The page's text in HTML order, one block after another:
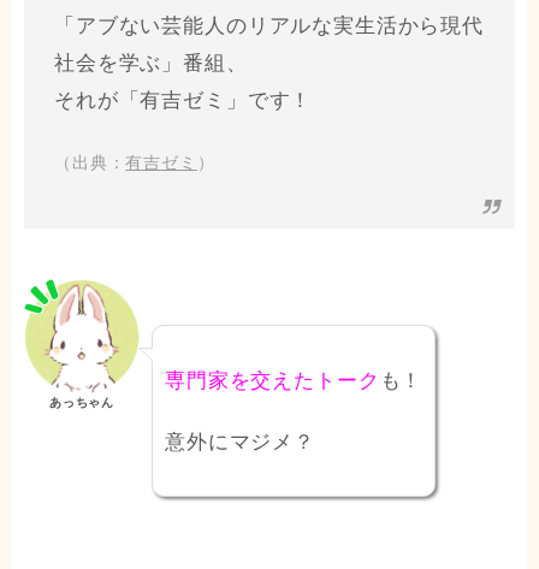
「アブない芸能人のリアルな実生活から現代
社会を学ぶ」番組、
それが「有吉ゼミ」です！
（出典：有吉ゼミ ）
あっちゃん
専門家を交えたトーク も！
意外にマジメ？